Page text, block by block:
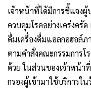
เจ้าหน้าที่ได้มีการชี้แจง
ควบคุมโรคอย่างเคร่งค
ดื่มเครื่องดื่มแอลกอฮอล์
ตามคำสั่งคณะกรรมการโ
ด้วย ในส่วนของเจ้าหน้า
กรองผู้เข้ามาใช้บริการใ